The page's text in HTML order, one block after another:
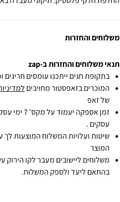
משלוחים והחזרות
תנאי משלוחים והחזרות ב-zap
בתקופת חגים ייתכנו עומסים חריגים
המוכרים בזאפסטור מחויבים
של זאפ
זמן אספקה יעמוד על מקס' 7 ימי עסקים מיום הזמנה,
עסקים .
שיטות ועלויות המשלוח המוצעות לך
המוצר
משלוחים ליישובים מעבר לקו הירוק
בהתאם ליעד ולספק המשלוח.